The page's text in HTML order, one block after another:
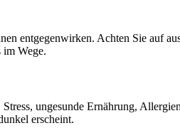
entgegenwirken. Achten Sie auf
im Wege.
ungesunde Ernährung,
erscheint.